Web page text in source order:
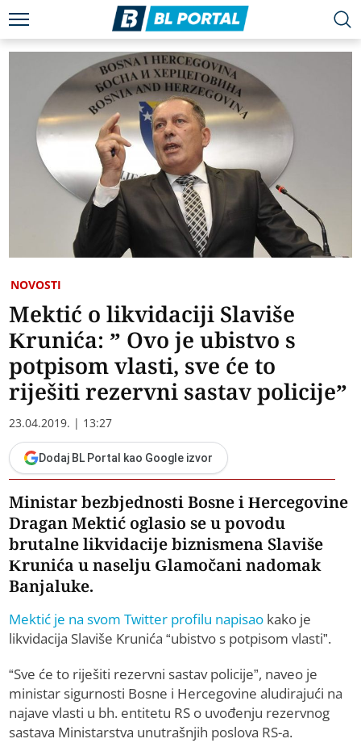
NOVOSTI
Mektić o likvidaciji Slaviše
Krunića: ” Ovo je ubistvo s
potpisom vlasti, sve će to
riješiti rezervni sastav policije”
23.04.2019. | 13:27
Dodaj BL Portal kao Google izvor
Ministar bezbjednosti Bosne i Hercegovine
Dragan Mektić oglasio se u povodu
brutalne likvidacije biznismena Slaviše
Krunića u naselju Glamočani nadomak
Banjaluke.
Mektić je na svom Twitter profilu napisao kako je
likvidacija Slaviše Krunića “ubistvo s potpisom vlasti”.
“Sve će to riješiti rezervni sastav policije”, naveo je
ministar sigurnosti Bosne i Hercegovine aludirajući na
najave vlasti u bh. entitetu RS o uvođenju rezervnog
sastava Ministarstva unutrašnjih poslova RS-a.